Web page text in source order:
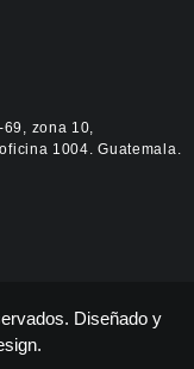
zona 10,
1004. Guatemala.
Diseñado y
.